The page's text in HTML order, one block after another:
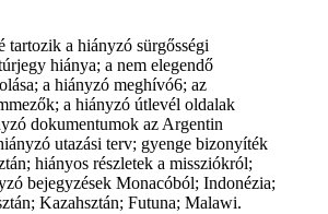
tartozik a hiányzó sürgősségi
hiánya; a nem elegendő
a hiányzó meghívó6; az
a hiányzó útlevél oldalak
dokumentumok az Argentin
utazási terv; gyenge bizonyíték
hiányos részletek a missziókról;
bejegyzések Monacóból; Indonézia;
Kazahsztán; Futuna; Malawi.